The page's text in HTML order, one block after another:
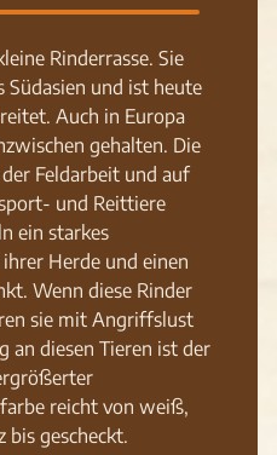
Rinderrasse. Sie
und ist heute
Auch in Europa
gehalten. Die
Feldarbeit und auf
und Reittiere
ein starkes
Herde und einen
Wenn diese Rinder
sie mit Angriffslust
an diesen Tieren ist der
reicht von weiß,
bis gescheckt.